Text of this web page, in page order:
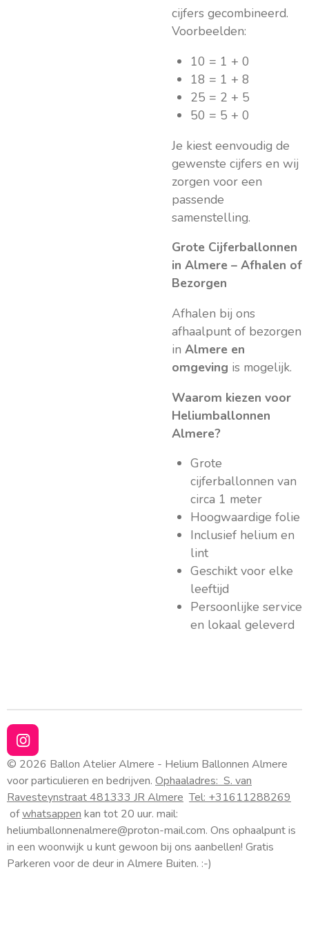
cijfers gecombineerd.
Voorbeelden:
10 = 1 + 0
18 = 1 + 8
25 = 2 + 5
50 = 5 + 0
Je kiest eenvoudig de
gewenste cijfers en wij
zorgen voor een
passende
samenstelling.
Grote Cijferballonnen
in Almere – Afhalen of
Bezorgen
Afhalen bij ons
afhaalpunt of bezorgen
in Almere en
omgeving is mogelijk.
Waarom kiezen voor
Heliumballonnen
Almere?
Grote
cijferballonnen van
circa 1 meter
Hoogwaardige folie
Inclusief helium en
lint
Geschikt voor elke
leeftijd
Persoonlijke service
en lokaal geleverd
I
n
s
t
a
g
r
a
m
© 2026 Ballon Atelier Almere - Helium Ballonnen Almere
voor particulieren en bedrijven. Ophaaladres: S. van
Ravesteynstraat 481333 JR Almere Tel: +31611288269
ofwhatsappen kan tot 20 uur. mail:
heliumballonnenalmere@proton-mail.com. Ons ophaalpunt is
in een woonwijk u kunt gewoon bij ons aanbellen! Gratis
Parkeren voor de deur in Almere Buiten. :-)